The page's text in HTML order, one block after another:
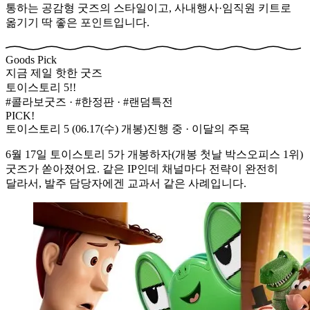
통하는 공감형 굿즈의 스타일이고, 사내행사·임직원 키트로
옮기기 딱 좋은 포인트입니다.
Goods Pick
지금 제일 핫한 굿즈
토이스토리 5!!
#콜라보굿즈 · #한정판 · #랜덤특전
PICK!
토이스토리 5 (06.17(수) 개봉)진행 중 · 이달의 주목
6월 17일 토이스토리 5가 개봉하자(개봉 첫날 박스오피스 1위)
굿즈가 쏟아졌어요. 같은 IP인데 채널마다 전략이 완전히
달라서, 발주 담당자에겐 교과서 같은 사례입니다.